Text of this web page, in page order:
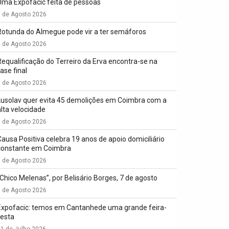
Expofacic feita de pessoas
de Agosto 2026
do Almegue pode vir a ter semáforos
de Agosto 2026
do Terreiro da Erva encontra-se na
final
de Agosto 2026
quer evita 45 demolições em Coimbra com a
velocidade
de Agosto 2026
Positiva celebra 19 anos de apoio domiciliário
em Coimbra
de Agosto 2026
Melenas”, por Belisário Borges, 7 de agosto
de Agosto 2026
temos em Cantanhede uma grande feira-